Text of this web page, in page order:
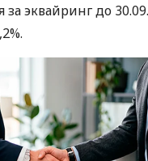
эквайринг до